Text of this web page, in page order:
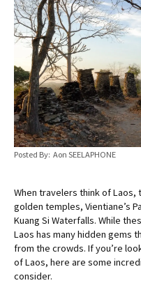
Posted By: Aon SEELAPHONE
When travelers think of Laos,
golden temples, Vientiane’s
Kuang Si Waterfalls. While
Laos has many hidden gems
from the crowds. If you’re
of Laos, here are some
consider.